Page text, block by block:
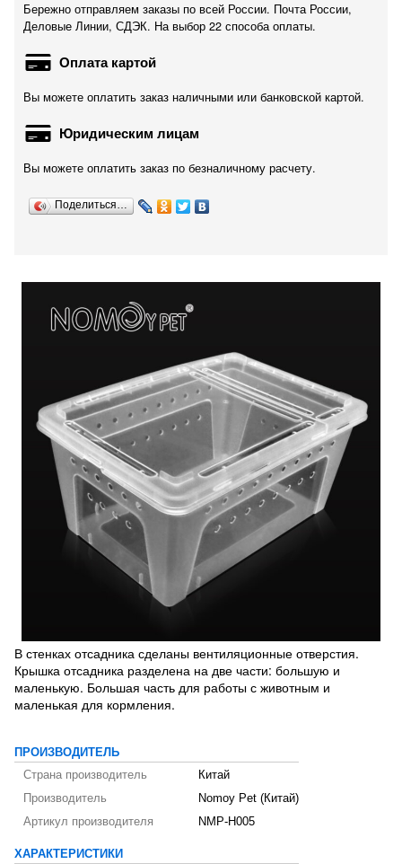
Бережно отправляем заказы по всей России. Почта России,
Деловые Линии, СДЭК. На выбор 22 способа оплаты.
Оплата картой
Вы можете оплатить заказ наличными или банковской картой.
Юридическим лицам
Вы можете оплатить заказ по безналичному расчету.
Поделиться…
В стенках отсадника сделаны вентиляционные отверстия.
Крышка отсадника разделена на две части: большую и
маленькую. Большая часть для работы с животным и
маленькая для кормления.
ПРОИЗВОДИТЕЛЬ
Страна производитель
Китай
Производитель
Nomoy Pet (Китай)
Артикул производителя
NMP-H005
ХАРАКТЕРИСТИКИ